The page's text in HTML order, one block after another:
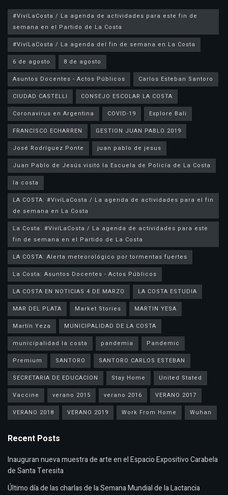
#VivíLaCosta / La agenda de actividades para este fin de
semana en el Partido de La Costa
#VivíLaCosta / La agenda del fin de semana en La Costa
6 de agosto
8 de agosto
Asuntos Docentes - Actos Públicos
Carlos Esteban Santoro
CIUDAD CASTELLI
CONSEJO ESCOLAR LA COSTA
Coronavirus en Argentina
COVID-19
Explore Bali
FRANCISCO ECHARREN
GESTION JUAN PABLO 2019
José Rodríguez Ponte
juan pablo de jesus
la costa
LA COSTA: #VivíLaCosta / La agenda de actividades para el fin
de semana en La Costa
La Costa: #VivíLaCosta / La agenda de actividades para este
fin de semana en el Partido de La Costa
LA COSTA: Alerta meteorológico por tormentas fuertes
La Costa: Asuntos Docentes - Actos Públicos
LA COSTA EN NOTICIAS 4 DE MARZO
LA COSTA ESTUDIA
MAR DEL PLATA
Market Stories
MARTIN YESA
Martín Yeza
MUNICIPALIDAD DE LA COSTA
municipalidad la costa
pandemia
Pandemic
Premium
SANTORO
SANTORO CARLOS ESTEBAN
SECRETARIA DE EDUCACION
Stay Home
United Stated
Vaccine
verano 2015 verano 2016
VERANO 2017
VERANO 2018
VERANO 2019 Work From Home Wuhan
Recent Posts
Inauguran nueva muestra de arte en el Espacio Expositivo Carabela
de Santa Teresita
Último día de las charlas de la Semana Mundial de la Lactancia